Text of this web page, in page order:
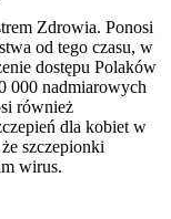
Zdrowia. Ponosi
od tego czasu, w
dostępu Polaków
000 nadmiarowych
również
dla kobiet w
szczepionki
wirus.